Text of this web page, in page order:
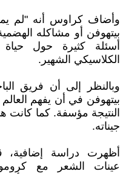
وأضاف كراوس أنه "لم
بيتهوفن أو مشاكله
أسئلة كثيرة حول
الكلاسيكي الشهير.
وبالنظر إلى أن فريق
بيتهوفن في أن يفهم
النتيجة مؤسفة. كما
جيناته.
عينات الشعر مع